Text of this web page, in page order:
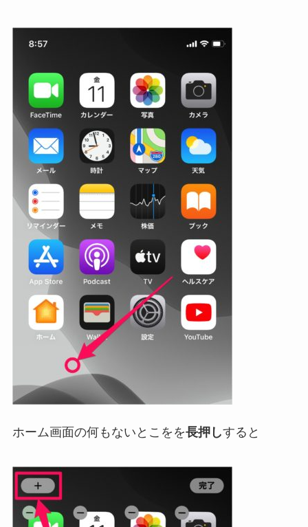
ホーム画面の何もないとこをを長押しすると